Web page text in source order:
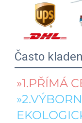
Často
»1.PŘÍMÁ